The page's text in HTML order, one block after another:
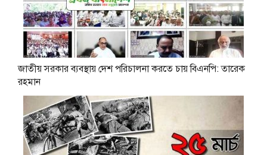
জাতীয় সরকার ব্যবস্থায় দেশ পরিচালনা করতে চায় বিএনপি: তারেক
রহমান